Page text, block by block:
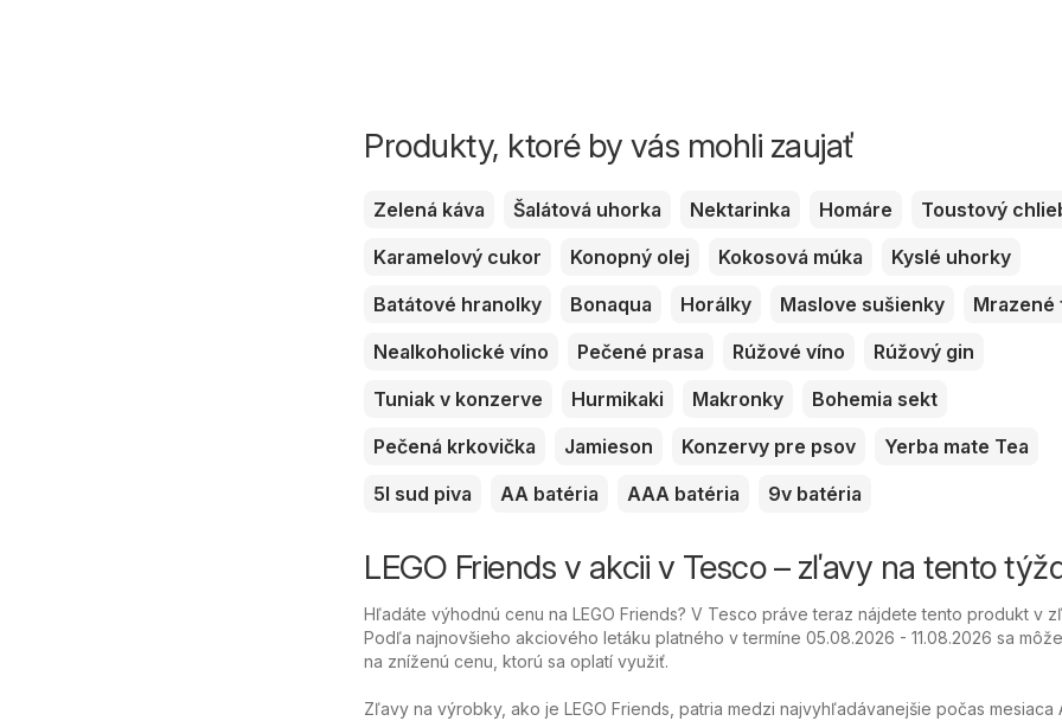
Produkty, ktoré by vás mohli zaujať
Zelená káva Šalátová uhorka Nektarinka Homáre
Toustový
Karamelový cukor
Konopný olej Kokosová múka
Kyslé uhorky
Batátové hranolky
Bonaqua Horálky Maslove sušienky
Mrazené
Nealkoholické víno
Pečené prasa Rúžové víno
Rúžový gin
Tuniak v konzerve
Hurmikaki Makronky
Bohemia sekt
Pečená krkovička
Jamieson Konzervy pre psov
Yerba mate Tea
5l sud piva
AA batéria AAA batéria 9v batéria
LEGO Friends v akcii v Tesco – zľavy na tento
Hľadáte výhodnú cenu na LEGO Friends? V Tesco práve teraz nájdete tento produkt v
Podľa najnovšieho akciového letáku platného v termíne 05.08.2026 - 11.08.2026 sa
na zníženú cenu, ktorú sa oplatí využiť.
Zľavy na výrobky, ako je LEGO Friends, patria medzi najvyhľadávanejšie počas mesiaca